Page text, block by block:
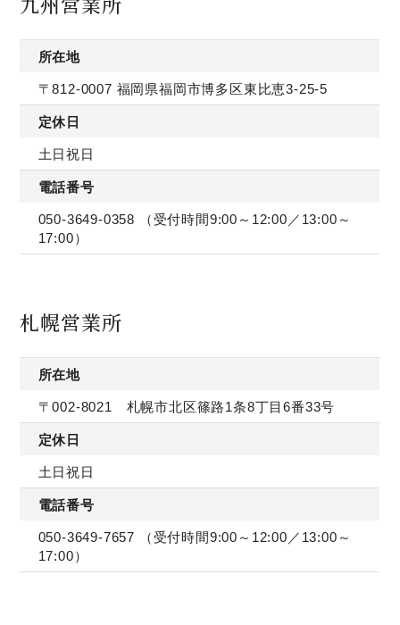
所在地
〒812-0007 福岡県福岡市博多区東比恵3-25-5
定休日
土日祝日
電話番号
050-3649-0358 （受付時間9:00～12:00／13:00～
17:00）
札幌営業所
所在地
〒002-8021 札幌市北区篠路1条8丁目6番33号
定休日
土日祝日
電話番号
050-3649-7657 （受付時間9:00～12:00／13:00～
17:00）